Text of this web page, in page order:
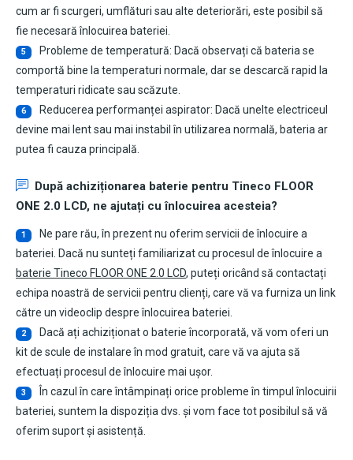
cum ar fi scurgeri, umflături sau alte deteriorări, este posibil să
fie necesară înlocuirea bateriei.
5
Probleme de temperatură: Dacă observați că bateria se
comportă bine la temperaturi normale, dar se descarcă rapid la
temperaturi ridicate sau scăzute.
6
Reducerea performanței aspirator: Dacă unelte electriceul
devine mai lent sau mai instabil în utilizarea normală, bateria ar
putea fi cauza principală.
După achiziționarea baterie pentru Tineco FLOOR
ONE 2.0 LCD, ne ajutați cu înlocuirea acesteia?
1
Ne pare rău, în prezent nu oferim servicii de înlocuire a
bateriei. Dacă nu sunteți familiarizat cu procesul de înlocuire a
baterie Tineco FLOOR ONE 2.0 LCD, puteți oricând să contactați
echipa noastră de servicii pentru clienți, care vă va furniza un link
către un videoclip despre înlocuirea bateriei.
2
Dacă ați achiziționat o baterie încorporată, vă vom oferi un
kit de scule de instalare în mod gratuit, care vă va ajuta să
efectuați procesul de înlocuire mai ușor.
3
În cazul în care întâmpinați orice probleme în timpul înlocuirii
bateriei, suntem la dispoziția dvs. și vom face tot posibilul să vă
oferim suport și asistență.